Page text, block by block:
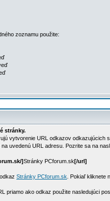
zoznamu použite:
stránky.
vytvorenie URL odkazov odkazujúcich
uvedenú URL adresu. Pozrite sa na
]Stránky PCforum.sk[/url]
Stránky PCforum.sk . Pokiaľ
priamo ako odkaz použite nasledujúci